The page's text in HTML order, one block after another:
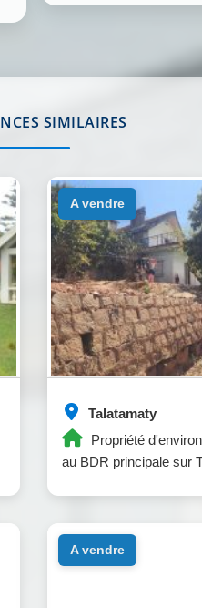
SIMILAIRES
Talatamaty
Propriété
au BDR principale sur
a vendre
a vendre